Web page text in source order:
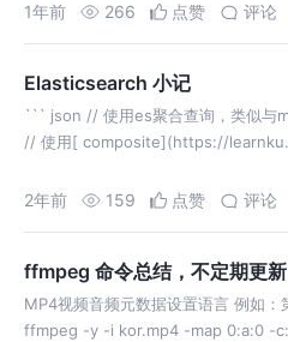
1年前 266 点赞 评论
Elasticsearch 小记
``` json // 使用es聚合查询，类似与
// 使用[ composite](https://
2年前 159 点赞 评论
ffmpeg 命令总结，不定期更新
MP4视频音频元数据设置语言 例如
ffmpeg -y -i kor.mp4 -map 0:a:0 -